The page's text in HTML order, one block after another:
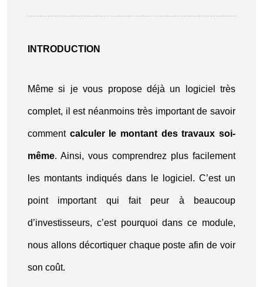
INTRODUCTION
Même si je vous propose déjà un logiciel très
complet, il est néanmoins très important de savoir
comment calculer le montant des travaux soi-
même. Ainsi, vous comprendrez plus facilement
les montants indiqués dans le logiciel. C’est un
point important qui fait peur à beaucoup
d’investisseurs, c’est pourquoi dans ce module,
nous allons décortiquer chaque poste afin de voir
son coût.